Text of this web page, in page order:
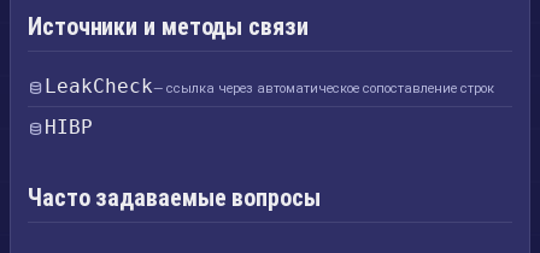
Источники и методы связи
LeakCheck— ссылка через автоматическое сопоставление строк
HIBP
Часто задаваемые вопросы